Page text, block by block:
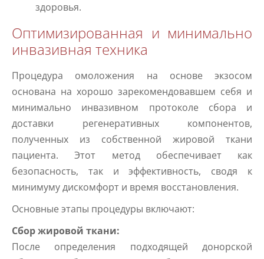
здоровья.
Оптимизированная и минимально
инвазивная техника
Процедура омоложения на основе экзосом
основана на хорошо зарекомендовавшем себя и
минимально инвазивном протоколе сбора и
доставки регенеративных компонентов,
полученных из собственной жировой ткани
пациента. Этот метод обеспечивает как
безопасность, так и эффективность, сводя к
минимуму дискомфорт и время восстановления.
Основные этапы процедуры включают:
Сбор жировой ткани:
После определения подходящей донорской